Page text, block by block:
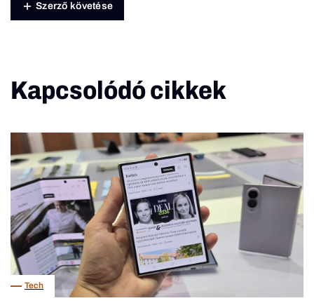
Szerző követése
Kapcsolódó cikkek
Tech